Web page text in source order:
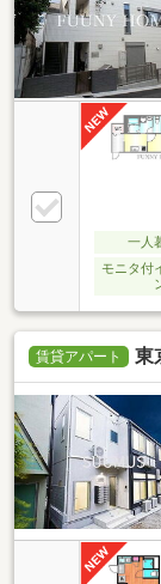
一人
モニタ付
賃貸アパート 東